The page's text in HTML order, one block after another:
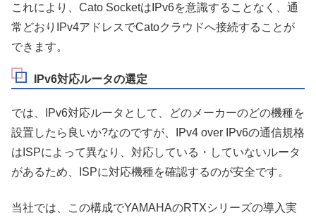
これにより、Cato SocketはIPv6を意識することなく、通
常どおりIPv4アドレスでCatoクラウドへ接続することが
できます。
IPv6対応ルータの選定
では、IPv6対応ルータとして、どのメーカーのどの機種を
設置したら良いか?なのですが、IPv4 over IPv6の通信規格
はISPによって異なり、対応している・していないルータ
があるため、ISPに対応機種を確認するのが安全です。
当社では、この構成でYAMAHAのRTXシリーズの導入実